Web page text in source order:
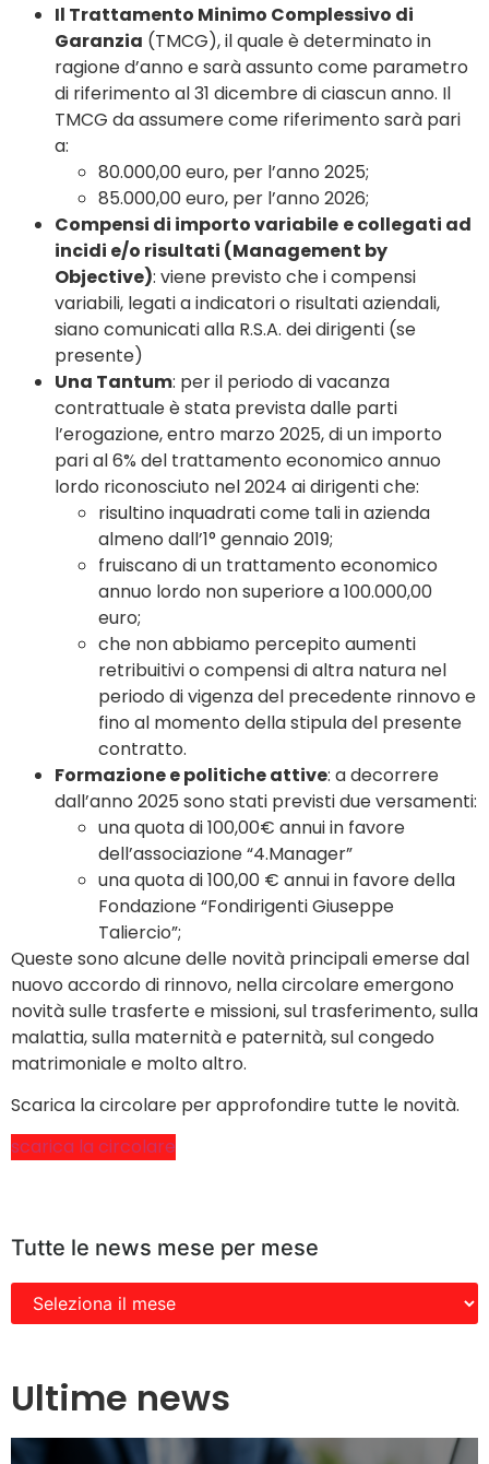
Il Trattamento Minimo Complessivo di
Garanzia (TMCG), il quale è determinato in
ragione d’anno e sarà assunto come parametro
di riferimento al 31 dicembre di ciascun anno. Il
TMCG da assumere come riferimento sarà pari
a:
80.000,00 euro, per l’anno 2025;
85.000,00 euro, per l’anno 2026;
Compensi di importo variabile e collegati ad
incidi e/o risultati (Management by
Objective): viene previsto che i compensi
variabili, legati a indicatori o risultati aziendali,
siano comunicati alla R.S.A. dei dirigenti (se
presente)
Una Tantum: per il periodo di vacanza
contrattuale è stata prevista dalle parti
l’erogazione, entro marzo 2025, di un importo
pari al 6% del trattamento economico annuo
lordo riconosciuto nel 2024 ai dirigenti che:
risultino inquadrati come tali in azienda
almeno dall’1° gennaio 2019;
fruiscano di un trattamento economico
annuo lordo non superiore a 100.000,00
euro;
che non abbiamo percepito aumenti
retribuitivi o compensi di altra natura nel
periodo di vigenza del precedente rinnovo e
fino al momento della stipula del presente
contratto.
Formazione e politiche attive: a decorrere
dall’anno 2025 sono stati previsti due versamenti:
una quota di 100,00€ annui in favore
dell’associazione “4.Manager”
una quota di 100,00 € annui in favore della
Fondazione “Fondirigenti Giuseppe
Taliercio”;
Queste sono alcune delle novità principali emerse dal
nuovo accordo di rinnovo, nella circolare emergono
novità sulle trasferte e missioni, sul trasferimento, sulla
malattia, sulla maternità e paternità, sul congedo
matrimoniale e molto altro.
Scarica la circolare per approfondire tutte le novità.
scarica la circolare
Tutte le news mese per mese
Ultime news